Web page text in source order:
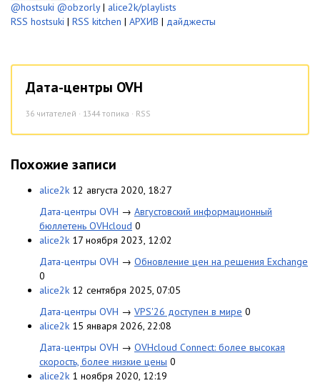
@hostsuki @obzorly| alice2k/playlists
RSS hostsuki | RSS kitchen | АРХИВ | дайджесты
Дата-центры OVH
36 читателей · 1344 топика · RSS
Похожие записи
alice2k 12 августа 2020, 18:27
Дата-центры OVH → Августовский информационный
бюллетень OVHcloud 0
alice2k 17 ноября 2023, 12:02
Дата-центры OVH → Обновление цен на решения Exchange
0
alice2k 12 сентября 2025, 07:05
Дата-центры OVH → VPS'26 доступен в мире 0
alice2k 15 января 2026, 22:08
Дата-центры OVH → OVHcloud Connect: более высокая
скорость, более низкие цены 0
alice2k 1 ноября 2020, 12:19